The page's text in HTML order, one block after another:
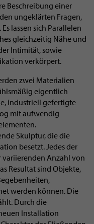
Beschreibung einer
ungeklärten Fragen,
lassen sich Parallelen
gleichzeitig Nähe und
Intimität, sowie
verkörpert.
zwei Materialien
eigentlich
industriell gefertigte
mit aufwendig
Skulptur, die die
besetzt. Jedes der
variierenden Anzahl von
Resultat sind Objekte,
werden können. Die
Durch die
Installation